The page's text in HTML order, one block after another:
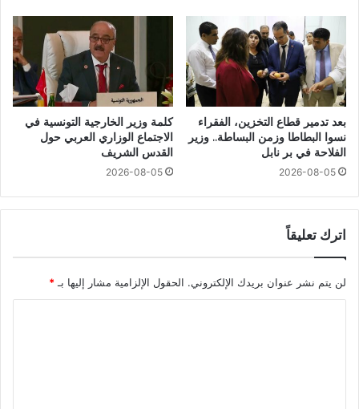
بعد تدمير قطاع التخزين، الفقراء
نسوا البطاطا وزمن البساطة.. وزير
الفلاحة في بر نابل
2026-08-05
كلمة وزير الخارجية التونسية في
الاجتماع الوزاري العربي حول
القدس الشريف
2026-08-05
اترك تعليقاً
لن يتم نشر عنوان بريدك الإلكتروني. الحقول الإلزامية مشار إليها بـ *